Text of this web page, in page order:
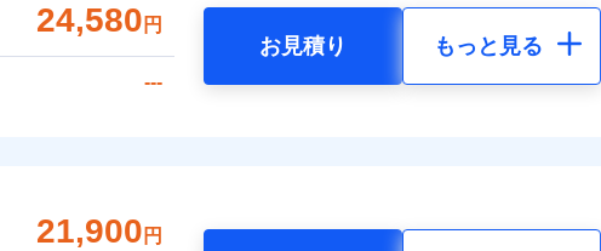
24,580 円
---
お見積り もっと見る
21,900 円